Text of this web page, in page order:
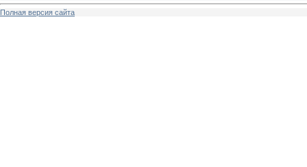
Полная версия сайта